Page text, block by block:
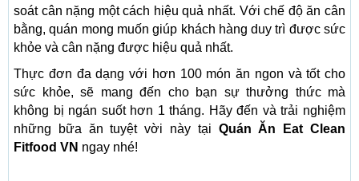
soát cân nặng một cách hiệu quả nhất. Với chế độ ăn cân
bằng, quán mong muốn giúp khách hàng duy trì được sức
khỏe và cân nặng được hiệu quả nhất.
Thực đơn đa dạng với hơn 100 món ăn ngon và tốt cho
sức khỏe, sẽ mang đến cho bạn sự thưởng thức mà
không bị ngán suốt hơn 1 tháng. Hãy đến và trải nghiệm
những bữa ăn tuyệt vời này tại Quán Ăn Eat Clean
Fitfood VN ngay nhé!